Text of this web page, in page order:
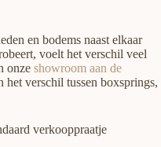
en bodems naast elkaar
voelt het verschil veel
onze showroom aan de
het verschil tussen boxsprings,
verkooppraatje